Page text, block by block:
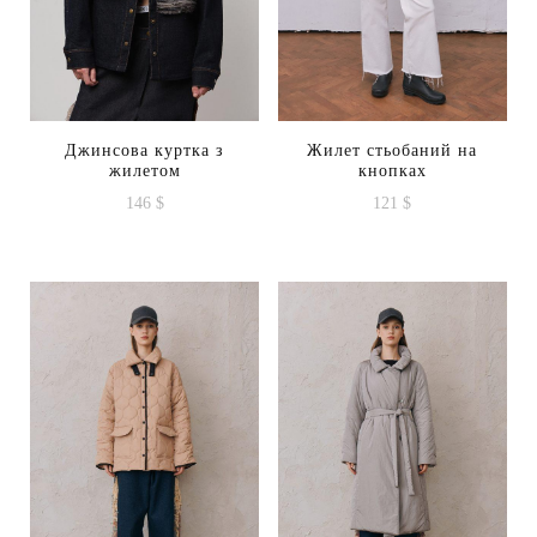
Джинсова куртка з
жилетом
146 $
Жилет стьобаний на
кнопках
121$
має
кілька
варіантів.
Параметри
можна
вибрати
на